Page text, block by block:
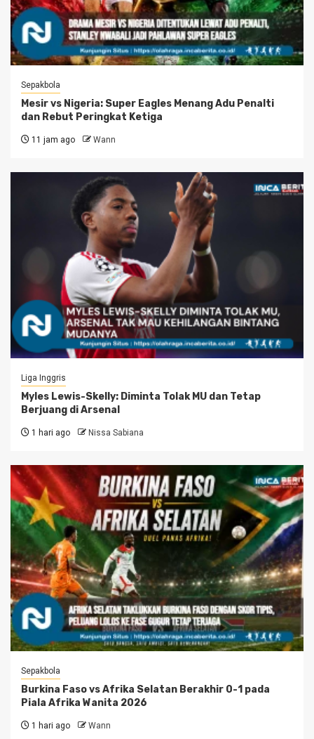
Sepakbola
Mesir vs Nigeria: Super Eagles Menang Adu Penalti
dan Rebut Peringkat Ketiga
11 jam ago Wann
Liga Inggris
Myles Lewis-Skelly: Diminta Tolak MU dan Tetap
Berjuang di Arsenal
1 hari ago Nissa Sabiana
Sepakbola
Burkina Faso vs Afrika Selatan Berakhir 0-1 pada
Piala Afrika Wanita 2026
1 hari ago Wann